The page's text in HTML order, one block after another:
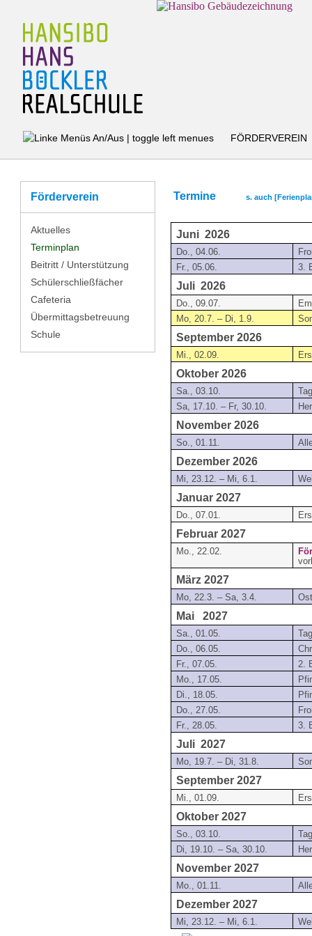
FÖRDERVEREIN
Förderverein
Aktuelles
Terminplan
Beitritt / Unterstützung
Schülerschließfächer
Cafeteria
Übermittagsbetreuung
Schule
Termine s. auch
Juni 2026
Do., 04.06.
Fr., 05.06.
3.
Juli 2026
Do., 09.07.
Mo, 20.7. – Di, 1.9.
September 2026
Mi., 02.09.
Oktober 2026
Sa., 03.10.
Sa, 17.10. – Fr, 30.10.
November 2026
So., 01.11.
Dezember 2026
Mi, 23.12. – Mi, 6.1.
Januar 2027
Do., 07.01.
Februar 2027
Mo., 22.02.
März 2027
Mo, 22.3. – Sa, 3.4.
Mai 2027
Sa., 01.05.
Do., 06.05.
Fr., 07.05.
2.
Mo., 17.05.
Di., 18.05.
Do., 27.05.
Fr., 28.05.
3.
Juli 2027
Mo, 19.7. – Di, 31.8.
September 2027
Mi., 01.09.
Oktober 2027
So., 03.10.
Di, 19.10. – Sa, 30.10.
November 2027
Mo., 01.11.
Dezember 2027
Mi, 23.12. – Mi, 6.1.